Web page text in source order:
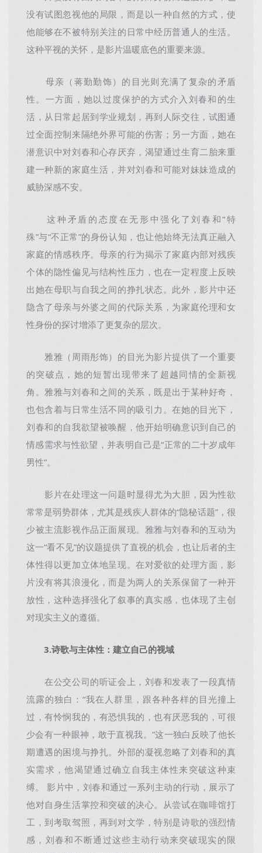
没有试图忽视他的局限，而是以一种自然的方式，使
他能够在不被特别关注的日常中经历普通人的生活。
这种平视的关怀，是影片温暖底色的重要来源。
母亲（蒋勤勤饰）的目光则充满了复杂的矛盾
性。一方面，她以过度保护的方式介入刘春和的生
活，从日常起居到学业规划，再到人际交往，试图通
过全面控制来隔绝外界可能的伤害；另一方面，她在
潜意识中对刘春和心存厌弃，渴望通过生育二胎来重
建一种新的家庭生活，并对刘春和可能对妹妹造成的
威胁深感不安。
这种矛盾的态度在无形中强化了刘春和“特
殊”与“不正常”的身份认知，也让他始终无法真正融入
家庭的情感秩序。母亲的行为揭示了家庭内部对残疾
个体的隐性偏见与结构性压力，也在一定程度上反映
出她在母职与自我之间的挣扎状态。此外，影片中还
隐含了母亲与外婆之间的代际关系，为家庭伦理和女
性身份的探讨增添了更复杂的层次。
雅雅（周雨彤饰）的目光为影片提供了一个重要
的突破点，她的短暂出现带来了超越同情的全新视
角。雅雅与刘春和之间的关系，既是出于某种好奇，
也包含着与日常生活不同的吸引力。在她的目光下，
刘春和的自我欲望被唤醒，他开始明确意识到自己的
情感需求与性欲望，并表明自己是“正常的二十岁成年
男性”。
影片在处理这一问题时显得尤为大胆，因为性欲
常常是弱势群体，尤其是残疾人群体的“隐秘话题”，很
少被主流影视作品正面展现。雅雅与刘春和的互动为
这一“看不见”的议题提供了直视的机会，也让后者的主
体性得以更加立体地呈现。在对爱欲的处理方面，影
片没有将其浪漫化，而是为两人的关系保留了一种开
放性，这种选择强化了叙事的真实感，也体现了主创
对现实主义的遵循。
3.诗歌与主体性：建立自己的视域
在公交公司的听证会上，刘春和发表了一段真情
流露的独白：“我在人群里，跟各种各样的目光撞上
过，有怜悯我的，有恐惧我的，也有厌恶我的，可很
少会有一种眼神，敢于直视我。”这一独白反映了他长
期遭遇的困境与挣扎。外部的凝视忽略了刘春和的真
实需求，他渴望通过确立自我主体性来突破这种束
缚。 影片中，刘春和通过一系列主动的行动，展示了
他对自身生活掌控和突破的决心。从尝试在咖啡馆打
工，到考取驾照，再到对文学，特别是诗歌的强烈情
感，刘春和不断通过这些主动行动来突破现实的限